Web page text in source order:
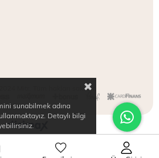
Mitr. Tüm hakları saklıdır.
sunabilmek adına
Detaylı bilgi